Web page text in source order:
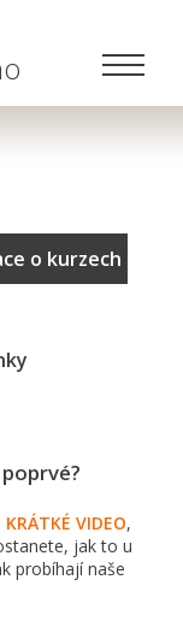
o kurzech
KRÁTKÉ VIDEO,
jak to u
probíhají naše